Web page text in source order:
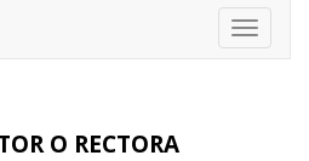
Toggle
O RECTORA